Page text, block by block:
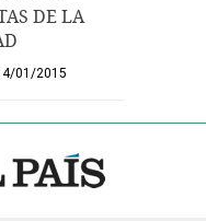
DE LA
01/2015